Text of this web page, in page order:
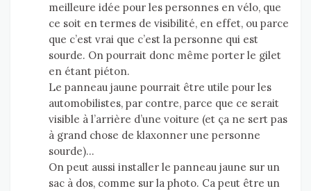
meilleure idée pour les personnes en vélo, que
ce soit en termes de visibilité, en effet, ou parce
que c’est vrai que c’est la personne qui est
sourde. On pourrait donc même porter le gilet
en étant piéton.
Le panneau jaune pourrait être utile pour les
automobilistes, par contre, parce que ce serait
visible à l’arrière d’une voiture (et ça ne sert pas
à grand chose de klaxonner une personne
sourde)…
On peut aussi installer le panneau jaune sur un
sac à dos, comme sur la photo. Ca peut être un